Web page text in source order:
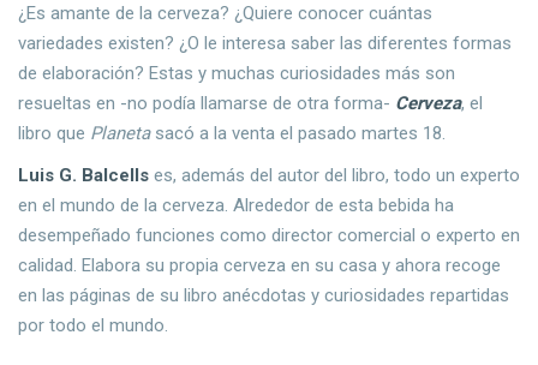
¿Es amante de la cerveza? ¿Quiere conocer cuántas
variedades existen? ¿O le interesa saber las diferentes formas
de elaboración? Estas y muchas curiosidades más son
resueltas en -no podía llamarse de otra forma- Cerveza, el
libro que Planetasacó a la venta el pasado martes 18.
Luis G. Balcells es, además del autor del libro, todo un experto
en el mundo de la cerveza. Alrededor de esta bebida ha
desempeñado funciones como director comercial o experto en
calidad. Elabora su propia cerveza en su casa y ahora recoge
en las páginas de su libro anécdotas y curiosidades repartidas
por todo el mundo.